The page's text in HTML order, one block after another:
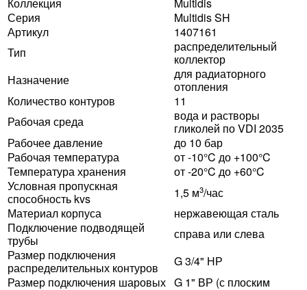
Серия
Multidis SH
Артикул
1407161
Тип
распределительный
коллектор
Назначение
для радиаторного
отопления
Количество контуров
11
Рабочая среда
вода и растворы
гликолей по VDI 2035
Рабочее давление
до 10 бар
Рабочая температура
от -10°C до +100°C
Температура хранения
от -20°C до +60°C
Условная пропускная
способность kvs
1,5 м3/час
Материал корпуса
нержавеющая сталь
Подключение подводящей
трубы
справа или слева
Размер подключения
распределительных контуров
G 3/4" НР
Размер подключения шаровых G 1" ВР (с плоским